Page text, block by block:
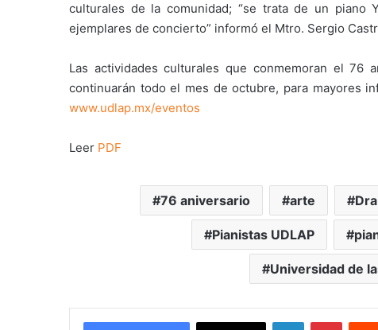
culturales de la comunidad; “se trata de un piano
ejemplares de concierto” informó el Mtro. Sergio
Las actividades culturales que conmemoran el 76
continuarán todo el mes de octubre, para mayores
www.udlap.mx/eventos
Leer PDF
76 aniversario arte
Pianistas UDLAP
Universidad de
LinkedIn